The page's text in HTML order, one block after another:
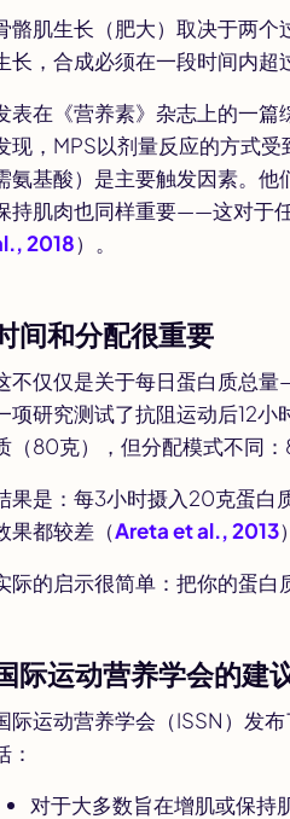
骼肌生长（肥大）取决于两个
长，合成必须在一段时间内超
表在《营养素》杂志上的一
现，MPS以剂量反应的方式
氨基酸）是主要触发因素。
持肌肉也同样重要——这对于
2018）。
间和分配很重要
不仅仅是关于每日蛋白质总
项研究测试了抗阻运动后12
（80克），但分配模式不同：
果是：每3小时摄入20克蛋白
果都较差（Areta et al., 2013
际的启示很简单：把你的蛋白
际运动营养学会的建
际运动营养学会（ISSN）发
：
对于大多数旨在增肌或保持